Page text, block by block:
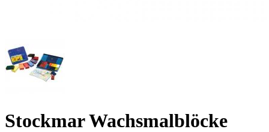
Stockmar Wachsmalblöcke